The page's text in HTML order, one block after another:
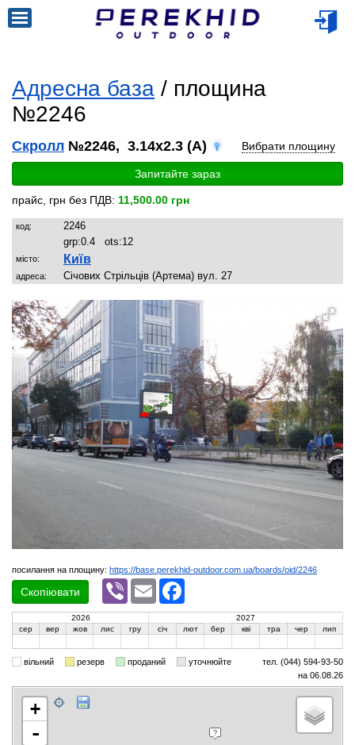
Адресна база / площина
№2246
Скролл №2246, 3.14x2.3 (A) Вибрати площину
Запитайте зараз
прайс, грн без ПДВ: 11,500.00 грн
код:
2246
grp:0.4 ots:12
місто: Київ
адреса: Січових Стрільців (Артема) вул. 27
посилання на площину: https://base.perekhid-outdoor.com.ua/boards/oid/2246
Скопіювати
Viber Email
2026
2027
сер
вер жов лис гру січ лют бер кві тра чер лип
вільний резерв проданий уточнюйте
тел. (044) 594-93-50
на 06.08.26
+
-